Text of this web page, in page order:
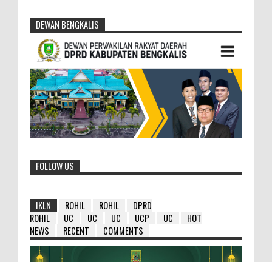
DEWAN BENGKALIS
FOLLOW US
IKLN ROHIL ROHIL
DPRD
ROHIL
UC UC UC UCP UC
HOT
NEWS
RECENT COMMENTS